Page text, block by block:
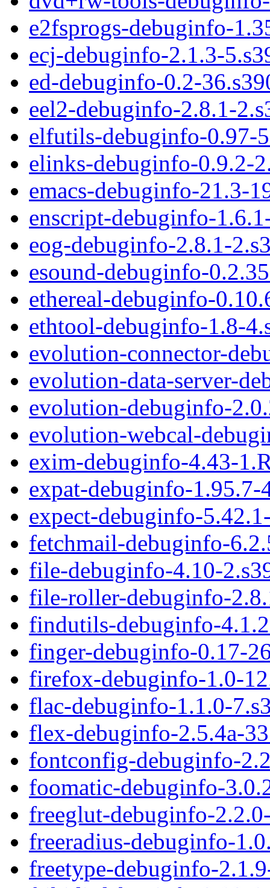
e2fsprogs-debuginfo-
ecj-debuginfo-2.1.3-
ed-debuginfo-0.2-
eel2-debuginfo-2.8.1-
elfutils-debuginfo-0.97-
elinks-debuginfo-0.9.2-
emacs-debuginfo-21.3-
enscript-debuginfo-
eog-debuginfo-2.8.1-
esound-debuginfo-
ethereal-debuginfo-
ethtool-debuginfo-1.8-
evolution-connector-
evolution-data-server-
evolution-debuginfo-
evolution-webcal-
exim-debuginfo-4.43-
expat-debuginfo-1.95.7-
expect-debuginfo-
fetchmail-debuginfo-
file-debuginfo-4.10-
file-roller-debuginfo-
findutils-debuginfo-
finger-debuginfo-0.17-
firefox-debuginfo-1.0-
flac-debuginfo-1.1.0-
flex-debuginfo-2.5.4a-
fontconfig-debuginfo-
foomatic-debuginfo-
freeglut-debuginfo-
freeradius-debuginfo-
freetype-debuginfo-